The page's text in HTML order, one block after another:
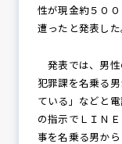
性が現金約５０
遭ったと発表した
発表では、男性
犯罪課を名乗る
ている」などと
の指示でＬＩＮ
事を名乗る男か